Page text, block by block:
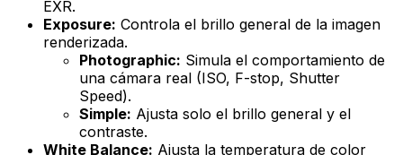
EXR.
Exposure: Controla el brillo general de la imagen
renderizada.
Photographic: Simula el comportamiento de
una cámara real (ISO, F-stop, Shutter
Speed).
Simple: Ajusta solo el brillo general y el
contraste.
White Balance: Ajusta la temperatura de color